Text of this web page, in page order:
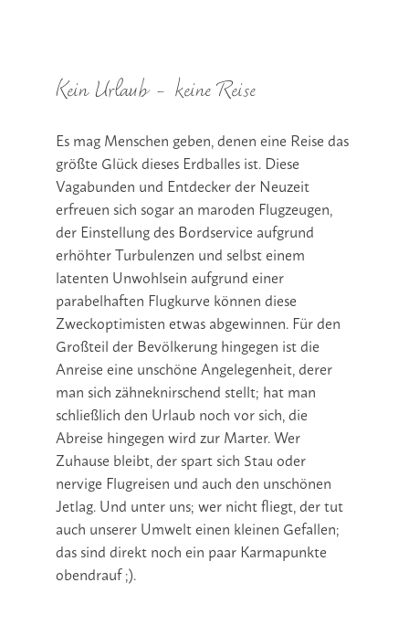
Kein Urlaub – keine Reise
Es mag Menschen geben, denen eine Reise das
größte Glück dieses Erdballes ist. Diese
Vagabunden und Entdecker der Neuzeit
erfreuen sich sogar an maroden Flugzeugen,
der Einstellung des Bordservice aufgrund
erhöhter Turbulenzen und selbst einem
latenten Unwohlsein aufgrund einer
parabelhaften Flugkurve können diese
Zweckoptimisten etwas abgewinnen. Für den
Großteil der Bevölkerung hingegen ist die
Anreise eine unschöne Angelegenheit, derer
man sich zähneknirschend stellt; hat man
schließlich den Urlaub noch vor sich, die
Abreise hingegen wird zur Marter. Wer
Zuhause bleibt, der spart sich Stau oder
nervige Flugreisen und auch den unschönen
Jetlag. Und unter uns; wer nicht fliegt, der tut
auch unserer Umwelt einen kleinen Gefallen;
das sind direkt noch ein paar Karmapunkte
obendrauf ;).